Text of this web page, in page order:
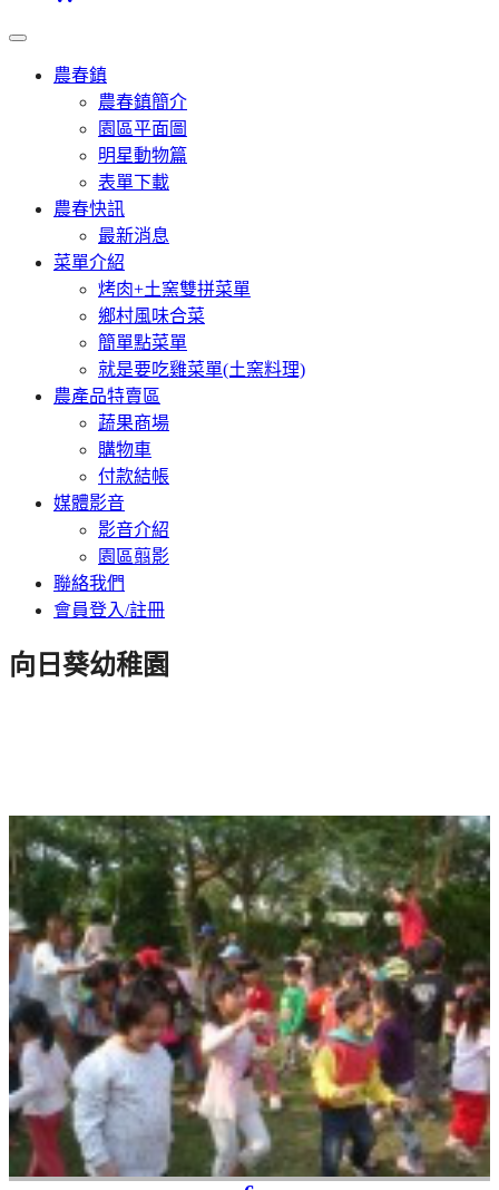
農春鎮
農春鎮簡介
園區平面圖
明星動物篇
表單下載
農春快訊
最新消息
菜單介紹
烤肉+土窯雙拼菜單
鄉村風味合菜
簡單點菜單
就是要吃雞菜單(土窯料理)
農產品特賣區
蔬果商場
購物車
付款結帳
媒體影音
影音介紹
園區翦影
聯絡我們
會員登入/註冊
向日葵幼稚園